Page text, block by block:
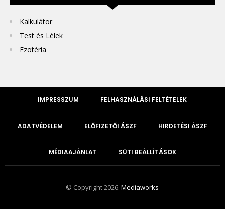
Kalkulátor
Test és Lélek
Ezotéria
IMPRESSZUM FELHASZNÁLÁSI FELTÉTELEK
ADATVÉDELEM ELŐFIZETŐI ÁSZF HIRDETÉSI ÁSZF
MÉDIAAJÁNLAT SÜTI BEÁLLÍTÁSOK
© Copyright 2026.Mediaworks